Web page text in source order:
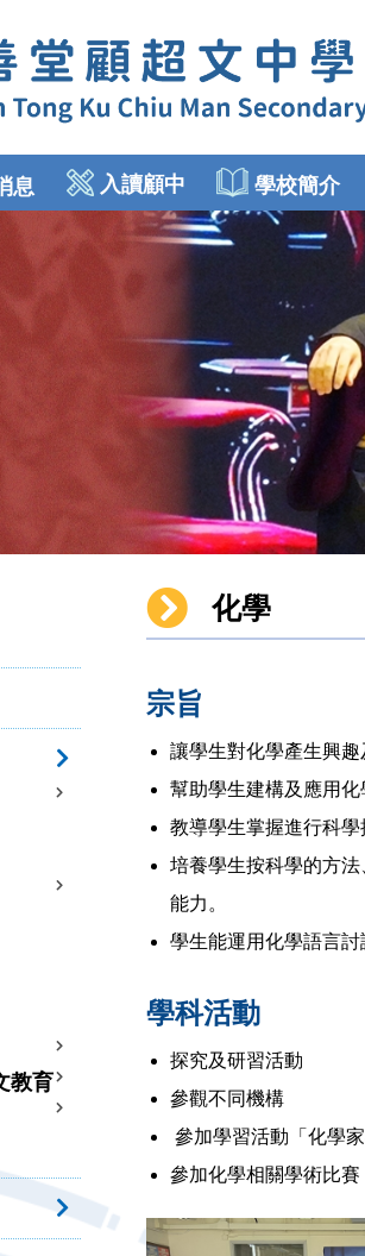
息 入讀顧中 學校簡介
教育
化學
宗旨
讓學生對化學產生興趣
幫助學生建構及應用化
教導學生掌握進行科學
培養學生按科學的方
能力。
學生能運用化學語言討
學科活動
探究及研習活動
參觀不同機構
參加學習活動「化學家
參加化學相關學術比賽